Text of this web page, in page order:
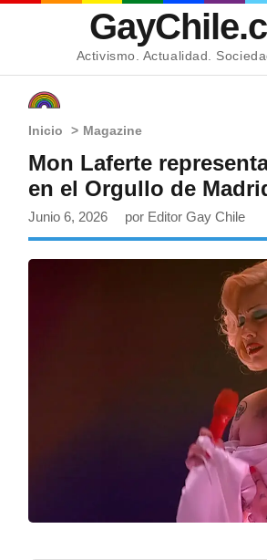
Activismo. Actualidad.
Inicio > Magazine
Mon Laferte
en el Orgullo de
Junio 6, 2026 por Editor Gay Chile